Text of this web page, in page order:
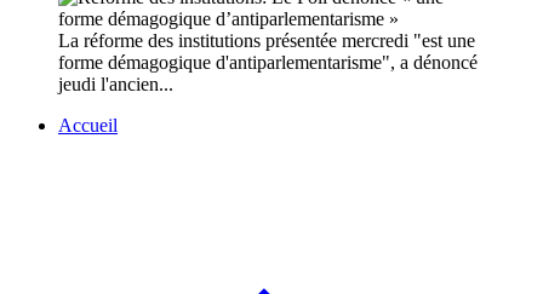
La réforme des institutions présentée mercredi "est une
forme démagogique d'antiparlementarisme", a dénoncé
jeudi l'ancien...
Accueil